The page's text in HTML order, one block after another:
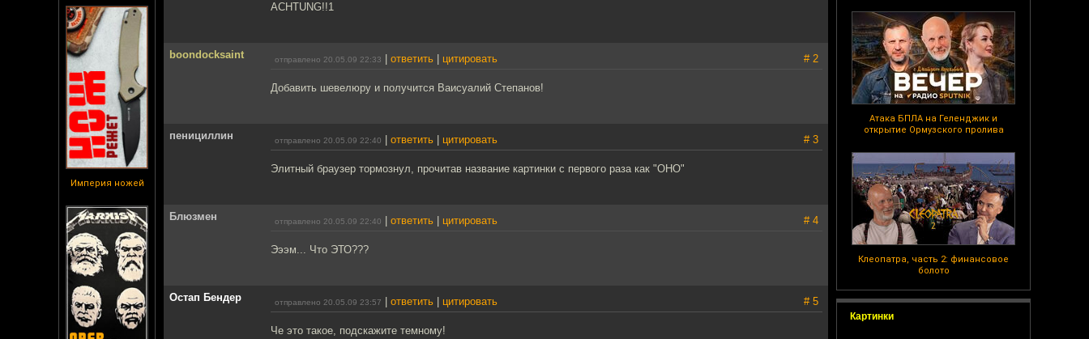
Империя ножей
Атака БПЛА на Геленджик и
открытие Ормузского пролива
Клеопатра, часть 2: финансовое
болото
Картинки
ACHTUNG!!1
boondocksaint отправлено 20.05.09 22:33 ответить цитировать # 2
Добавить шевелюру и получится Ваисуалий Степанов!
пенициллин отправлено 20.05.09 22:40 ответить цитировать # 3
Элитный браузер тормознул, прочитав название картинки с первого раза как "ОНО"
Блюзмен отправлено 20.05.09 22:40 ответить цитировать # 4
Эээм... Что ЭТО???
Остап Бендер отправлено 20.05.09 23:57 ответить цитировать # 5
Че это такое, подскажите темному!